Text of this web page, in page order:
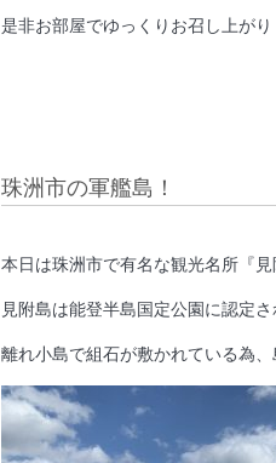
是非お部屋でゆっくりお召し上が
珠洲市の軍艦島！
本日は珠洲市で有名な観光名所『
見附島は能登半島国定公園に認定
離れ小島で組石が敷かれている為